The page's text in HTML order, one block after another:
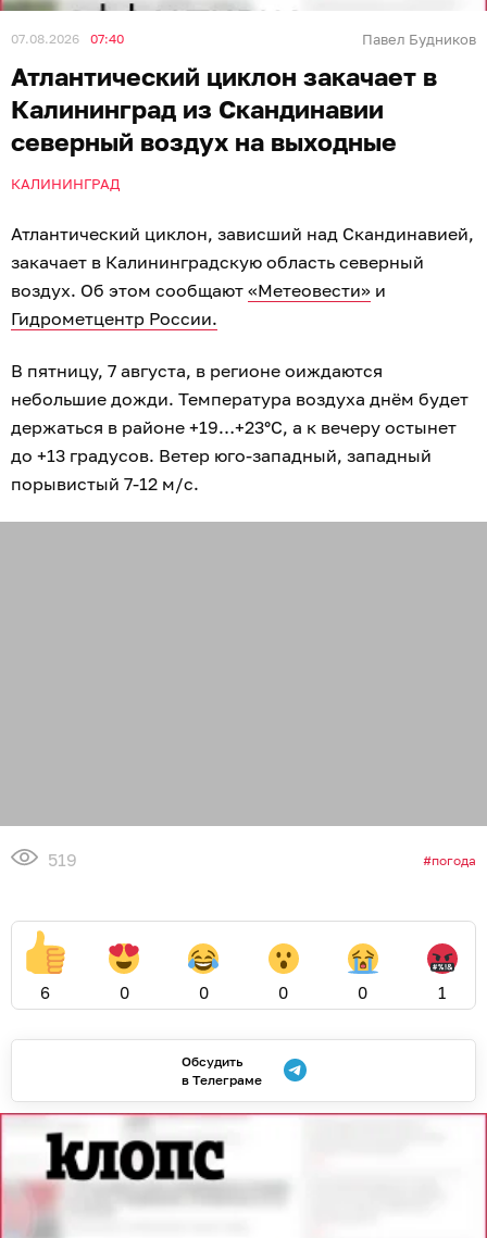
07.08.2026 07:40 Павел Будников
Атлантический циклон закачает в
Калининград из Скандинавии
северный воздух на выходные
КАЛИНИНГРАД
Атлантический циклон, зависший над Скандинавией,
закачает в Калининградскую область северный
воздух. Об этом сообщают «Метеовести» и
Гидрометцентр России.
В пятницу, 7 августа, в регионе оиждаются
небольшие дожди. Температура воздуха днём будет
держаться в районе +19…+23°C, а к вечеру остынет
до +13 градусов. Ветер юго-западный, западный
порывистый 7-12 м/с.
519 погода
6 0 0 0 0 1
Обсудить
в Телеграме